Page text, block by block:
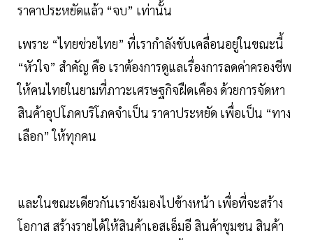
ราคาประหยัดแล้ว “จบ” เท่านั้น
เพราะ “ไทยช่วยไทย” ที่เรากำลังขับเคลื่อนอยู่ในขณะนี้
“หัวใจ” สำคัญ คือ เราต้องการดูแลเรื่องการลดค่าครองชีพ
ให้คนไทยในยามที่ภาวะเศรษฐกิจฝืดเคือง ด้วยการจัดหา
สินค้าอุปโภคบริโภคจำเป็น ราคาประหยัด เพื่อเป็น “ทาง
เลือก” ให้ทุกคน
และในขณะเดียวกันเรายังมองไปข้างหน้า เพื่อที่จะสร้าง
โอกาส สร้างรายได้ให้สินค้าเอสเอ็มอี สินค้าชุมชน สินค้า